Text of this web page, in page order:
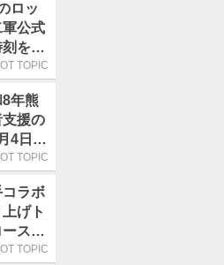
ロッ
公式
を午
更TOPIC
8年熊
援の
4日に
金箱を
TOPIC
コラボ
げト
スト
連続
TOPIC